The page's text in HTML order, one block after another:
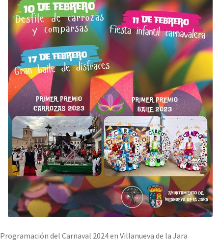
Programación del Carnaval 2024 en Villanueva de la Jara